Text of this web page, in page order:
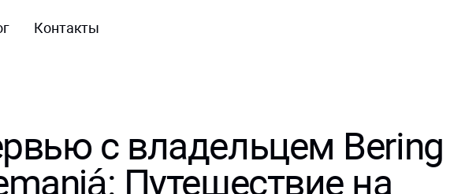
Контакты
с владельцем Bering
Путешествие на